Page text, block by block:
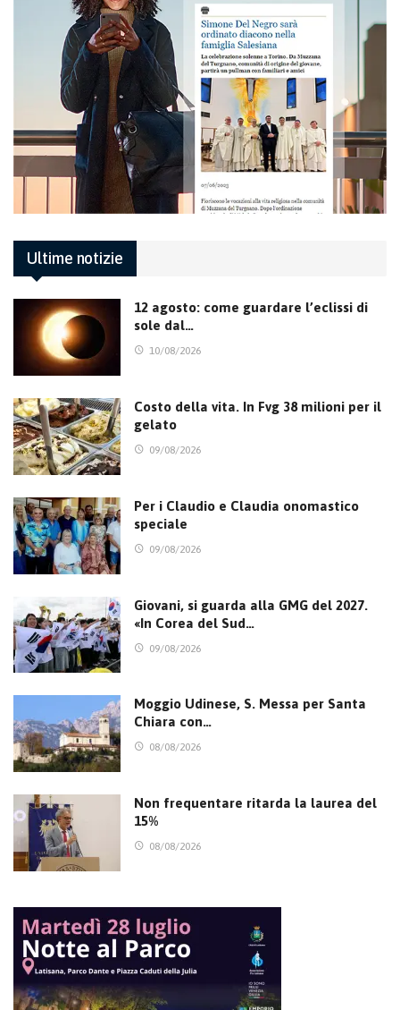
Ultime notizie
12 agosto: come guardare l’eclissi di
sole dal…
10/08/2026
Costo della vita. In Fvg 38 milioni per il
gelato
09/08/2026
Per i Claudio e Claudia onomastico
speciale
09/08/2026
Giovani, si guarda alla GMG del 2027.
«In Corea del Sud…
09/08/2026
Moggio Udinese, S. Messa per Santa
Chiara con…
08/08/2026
Non frequentare ritarda la laurea del
15%
08/08/2026